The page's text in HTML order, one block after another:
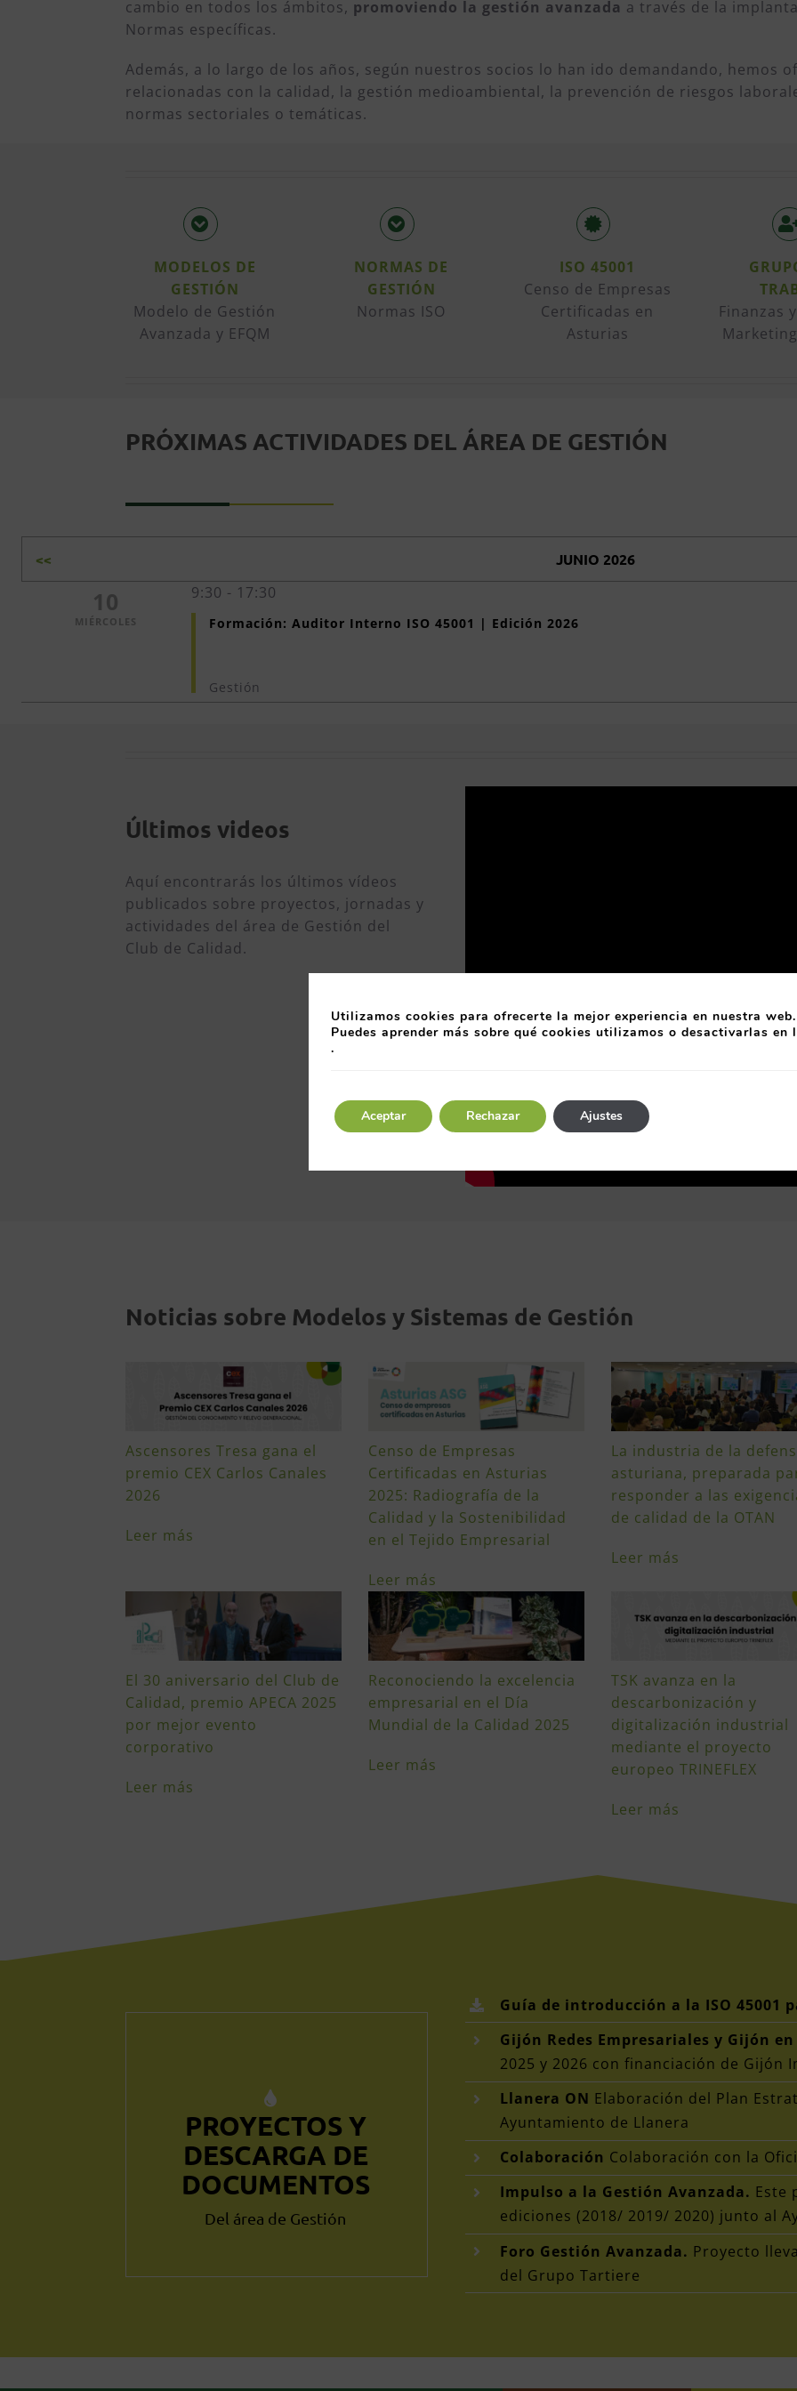
cambio en todos los ámbitos, promoviendo la gestión avanzada a través de la
Normas específicas.
Además, a lo largo de los años, según nuestros socios lo han ido demandando, hemos
relacionadas con la calidad, la gestión medioambiental, la prevención de riesgos
normas sectoriales o temáticas.
MODELOS DE
GESTIÓN
Modelo de Gestión
Avanzada y EFQM
NORMAS DE
GESTIÓN
Normas ISO
ISO 45001
Censo de Empresas
Certificadas en
Asturias
Finanzas
PRÓXIMAS ACTIVIDADES DEL ÁREA DE GESTIÓN
<< JUNIO 2026
10
MIÉRCOLES
9:30 - 17:30
Formación: Auditor Interno ISO 45001 | Edición 2026
Gestión
Últimos videos
Aquí encontrarás los últimos vídeos
publicados sobre proyectos, jornadas y
actividades del área de Gestión del
Club de Calidad.
Noticias sobre Modelos y Sistemas de Gestión
Ascensores Tresa gana el
premio CEX Carlos Canales
2026
Leer más
Censo de Empresas
Certificadas en Asturias
2025: Radiografía de la
Calidad y la Sostenibilidad
en el Tejido Empresarial
Leer más
La industria de la
asturiana, preparada
responder a las
de calidad de la OTAN
Leer más
El 30 aniversario del Club de
Calidad, premio APECA 2025
por mejor evento
corporativo
Leer más
Reconociendo la excelencia
empresarial en el Día
Mundial de la Calidad 2025
Leer más
TSK avanza en la
descarbonización y
digitalización industrial
mediante el proyecto
europeo TRINEFLEX
Leer más
PROYECTOS Y
DESCARGA DE
DOCUMENTOS
Del área de Gestión
Guía de introducción a la ISO 45001
Gijón Redes Empresariales y Gijón en
2025 y 2026 con financiación de Gijón
Llanera ON Elaboración del Plan
Ayuntamiento de Llanera
Colaboración Colaboración con la
Impulso a la Gestión Avanzada. Este
ediciones (2018/ 2019/ 2020) junto al
Foro Gestión Avanzada. Proyecto
del Grupo Tartiere
Utilizamos cookies para ofrecerte la mejor experiencia en nuestra web.
Puedes aprender más sobre qué cookies utilizamos o desactivarlas en
.
Aceptar Rechazar Ajustes